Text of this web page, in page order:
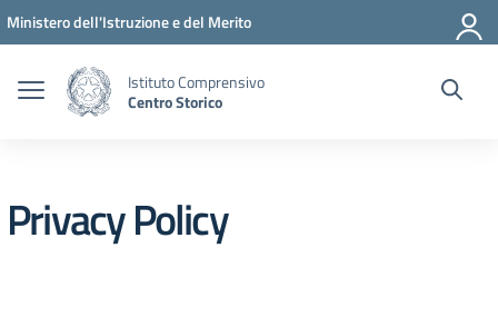
Vai ai contenuti
Vai al menu di navigazione
Vai al footer
Ministero dell'Istruzione e del Merito
Istituto Comprensivo
Centro Storico
Privacy Policy